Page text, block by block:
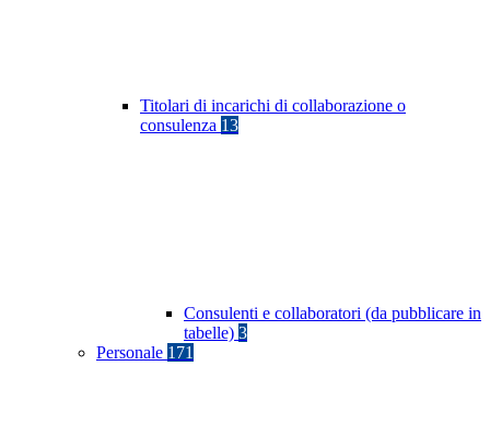
Titolari di incarichi di collaborazione o
consulenza 13
Consulenti e collaboratori (da pubblicare in
tabelle) 3
Personale 171